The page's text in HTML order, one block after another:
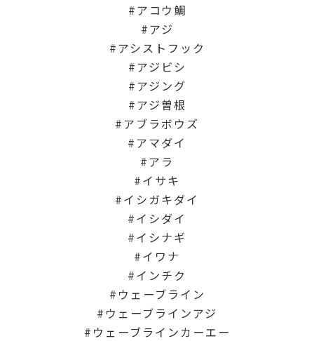
アコウ鯛
アジ
アシストフック
アジビシ
アジング
アジ曽根
アブラボウズ
アマダイ
アラ
イサキ
イシガキダイ
イシダイ
イシナギ
イワナ
インチク
ウェーブライン
ウェーブラインアジ
ウェーブラインカーエー